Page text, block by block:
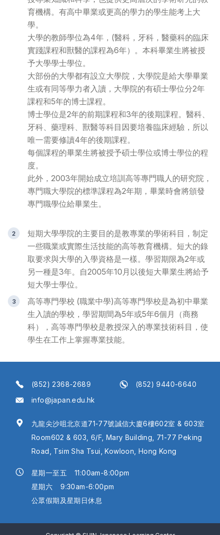
育機構。有高中畢業或更高的學力的學生能考上大
學。
大學的教師學位為4年，(醫科，牙科，醫藥科的臨床
實踐課程和獸醫的課程為6年）。本科畢業生將被授
予大學學士學位。
大部份的大學都有設立大學院，大學院是給大學畢業
生或有同等學力者入讀，大學院的有碩士學位分2年
課程和5年的博士課程。
博士學位是2年的前期課程和3年的後期課程。醫科、
牙科、藥理科、獸醫等科目因要培養臨床經驗，所以
唯一需要修讀4年的後期課程。
每個課程的畢業生將被授予碩士學位或博士學位的程
度。
此外，2003年開始成立培訓高等專門職人的研究院，
專門職大學院的標準課程為2年期，畢業時會將頒發
專門職學位給畢業生。
短期大學學院的主要目的是教專業的學術科目，制定
一些職業或實際生活技能的高等教育機構。短大的錄
取要求與大學的入學資格是一樣。學習期限為2年或
另一種是3年。自2005年10月以後短大畢業生將給予
短大學士學位。
高等專門學校 (職業中學)高等專門學校是為初中畢業
生入讀的學校，學習期間為5年或5年6個月（商務
科），高等專門學校是教授深入的專業技術科目，使
學生在工作上掌握專業技能。
(852) 2368-2689
(852) 9440-6640
info@japan.edu.hk
九龍尖沙咀北京道71-77號誠信大廈6樓602室 & 603室
Room602 & 603, 6/F, Mary Building, 71-77 Peking
Road, Tsim Sha Tsui, Kowloon, Hong Kong
星期一至五
11:00am-8:00pm
星期六
9:30am-6:00pm
公眾假期及星期日休息